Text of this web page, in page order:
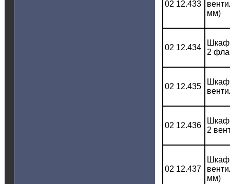
02 12.433
мм)
02 12.434
Шкаф
2
02 12.435
Шкаф
02 12.436
Шкаф
2
02 12.437
Шкаф
мм)